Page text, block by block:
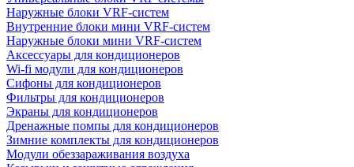
Наружные блоки VRF-систем
Внутренние блоки мини VRF-систем
Наружные блоки мини VRF-систем
Аксессуары для кондиционеров
Wi-fi модули для кондиционеров
Сифоны для кондиционеров
Фильтры для кондиционеров
Экраны для кондиционеров
Дренажные помпы для кондиционеров
Зимние комплекты для кондиционеров
Модули обеззараживания воздуха